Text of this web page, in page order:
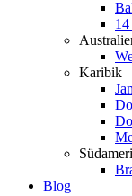
Karibik
Blog